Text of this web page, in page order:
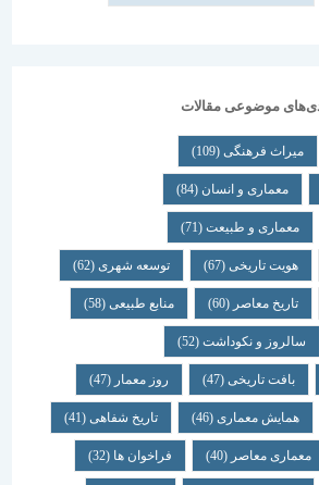
مقالات
فرهنگی (109)
و انسان (84)
و طبیعت (71)
تاریخی(67) توسعه شهری(62)
معاصر(60) منابع طبیعی(58)
و نکوداشت(52)
تاریخی(47) روز معمار(47)
معماری (46) تاریخ شفاهی (41)
معاصر(40) فراخوان ها (32)